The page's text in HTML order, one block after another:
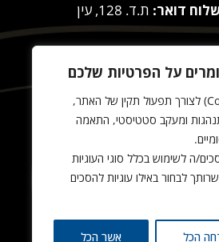
על הפרטיות שלכם
אנו עושים שימוש בעוגיות (Cookies) לצורך תפעול תקין של האתר,
ומעקב סטטיסטי, התאמה
ה לשימוש בכלל סוגי העוגיות
לבחור באילו עוגיות להסכים
הכל אשר הכל
דואר:
ת.ד. 128, עין
054-8668999
9:00 – 17:00